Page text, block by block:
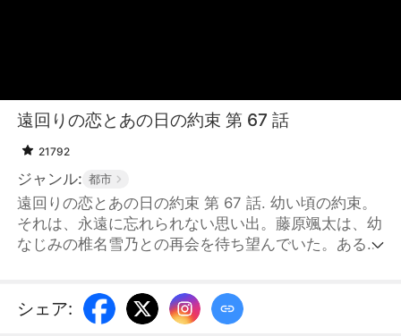
遠回りの恋とあの日の約束 第 67 話
21792
ジャンル: 都市
遠回りの恋とあの日の約束 第 67 話. 幼い頃の約束。
それは、永遠に忘れられない思い出。藤原颯太は、幼
なじみの椎名雪乃との再会を待ち望んでいた。ある
偶然再会する。互いの才能と魅力に惹かれ合いながら
も、涼香の存在が二人の間を引き裂いていく。やがて
シェア: